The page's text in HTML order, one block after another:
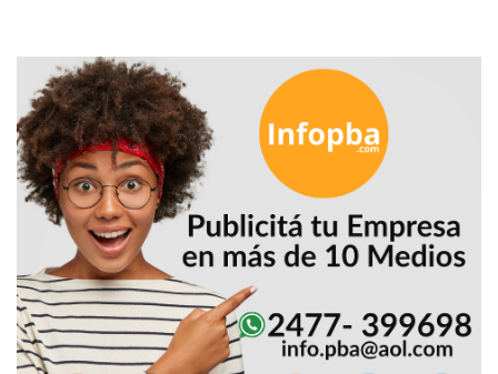
NOTICIAS
ROJAS
VIRTUAL
NOTICIAS
DE
ARRECIFES
NOTICIAS
DE
SALTO
ZÁRATE